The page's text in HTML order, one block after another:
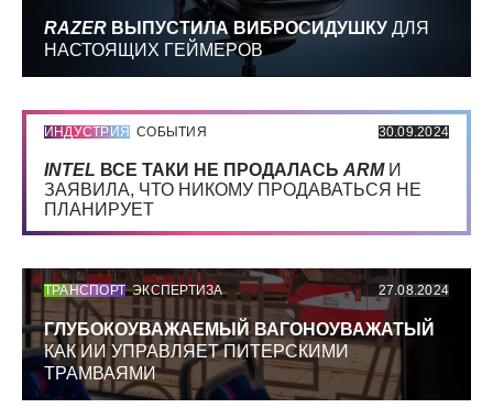
RAZER ВЫПУСТИЛА ВИБРОСИДУШКУ ДЛЯ
НАСТОЯЩИХ ГЕЙМЕРОВ
ИНДУСТРИЯ СОБЫТИЯ 30.09.2024
INTEL ВСЕ ТАКИ НЕ ПРОДАЛАСЬ ARMИ
ЗАЯВИЛА, ЧТО НИКОМУ ПРОДАВАТЬСЯ НЕ
ПЛАНИРУЕТ
ТРАНСПОРТ ЭКСПЕРТИЗА 27.08.2024
ГЛУБОКОУВАЖАЕМЫЙ ВАГОНОУВАЖАТЫЙ
КАК ИИ УПРАВЛЯЕТ ПИТЕРСКИМИ
ТРАМВАЯМИ